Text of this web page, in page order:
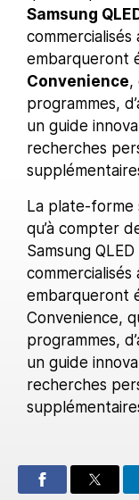
Samsung
commercialisés
embarqueront
Convenience,
programmes,
un guide
recherches
La plate-forme
qu’à compter
Samsung
embarqueront
Convenience,
programmes,
un guide
recherches